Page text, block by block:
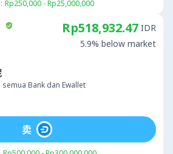
Rp250,000 - Rp25,000,000
Bank dan Ewallet
Rp518,932.47 IDR
5.9% below market
卖